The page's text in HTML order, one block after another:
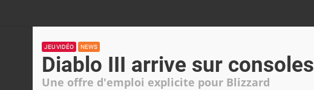
JEU VIDÉO NEWS
Diablo III arrive sur consoles
Une offre d'emploi explicite pour Blizzard